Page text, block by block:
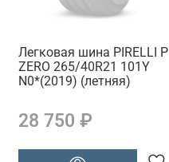
Легковая шина PIRELLI P
ZERO 265/40R21 101Y
N0*(2019) (летняя)
28 750 ₽